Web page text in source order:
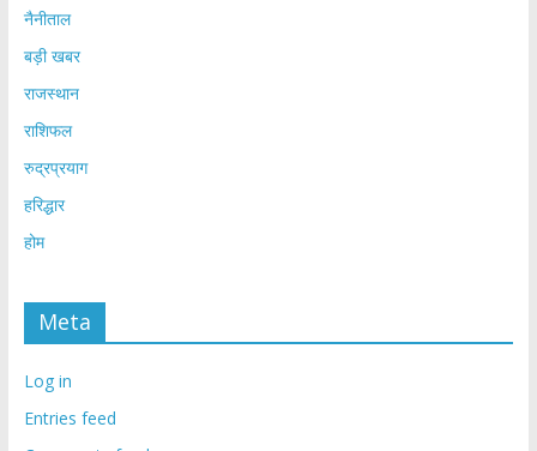
नैनीताल
बड़ी खबर
राजस्थान
राशिफल
रुद्रप्रयाग
हरिद्धार
होम
Meta
Log in
Entries feed